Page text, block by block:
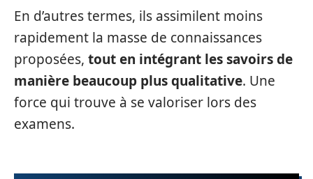
En d’autres termes, ils assimilent moins
rapidement la masse de connaissances
proposées, tout en intégrant les savoirs de
manière beaucoup plus qualitative. Une
force qui trouve à se valoriser lors des
examens.